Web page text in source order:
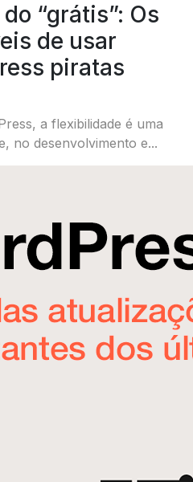
“grátis”: Os
de usar
piratas
a flexibilidade é uma
no desenvolvimento e...